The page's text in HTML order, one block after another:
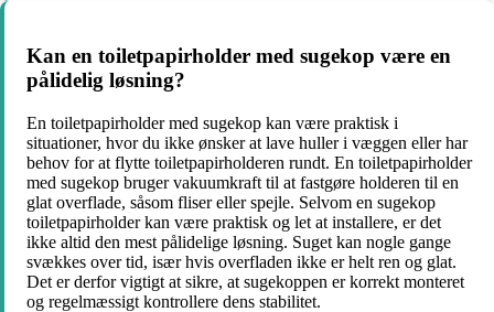
Kan en toiletpapirholder med sugekop være en
pålidelig løsning?
En toiletpapirholder med sugekop kan være praktisk i
situationer, hvor du ikke ønsker at lave huller i væggen eller har
behov for at flytte toiletpapirholderen rundt. En toiletpapirholder
med sugekop bruger vakuumkraft til at fastgøre holderen til en
glat overflade, såsom fliser eller spejle. Selvom en sugekop
toiletpapirholder kan være praktisk og let at installere, er det
ikke altid den mest pålidelige løsning. Suget kan nogle gange
svækkes over tid, især hvis overfladen ikke er helt ren og glat.
Det er derfor vigtigt at sikre, at sugekoppen er korrekt monteret
og regelmæssigt kontrollere dens stabilitet.